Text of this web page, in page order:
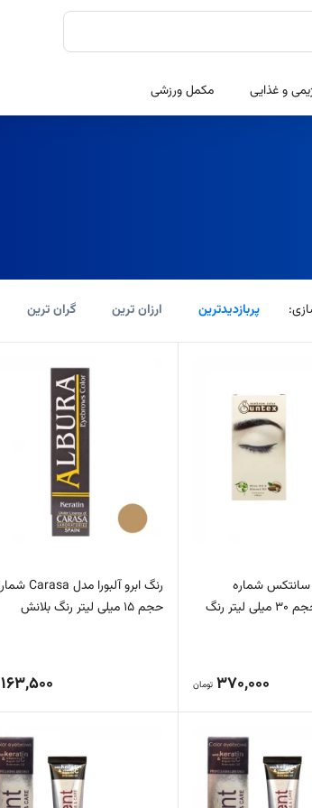
و غذایی مکمل ورزشی
پربازدیدترین ارزان ترین گران ترین
سانتکس شماره
CA8.E9.08 حجم 30 میلی لیتر رنگ
370,000 تومان
حجم 15 میلی لیتر رنگ بلانش
163,500